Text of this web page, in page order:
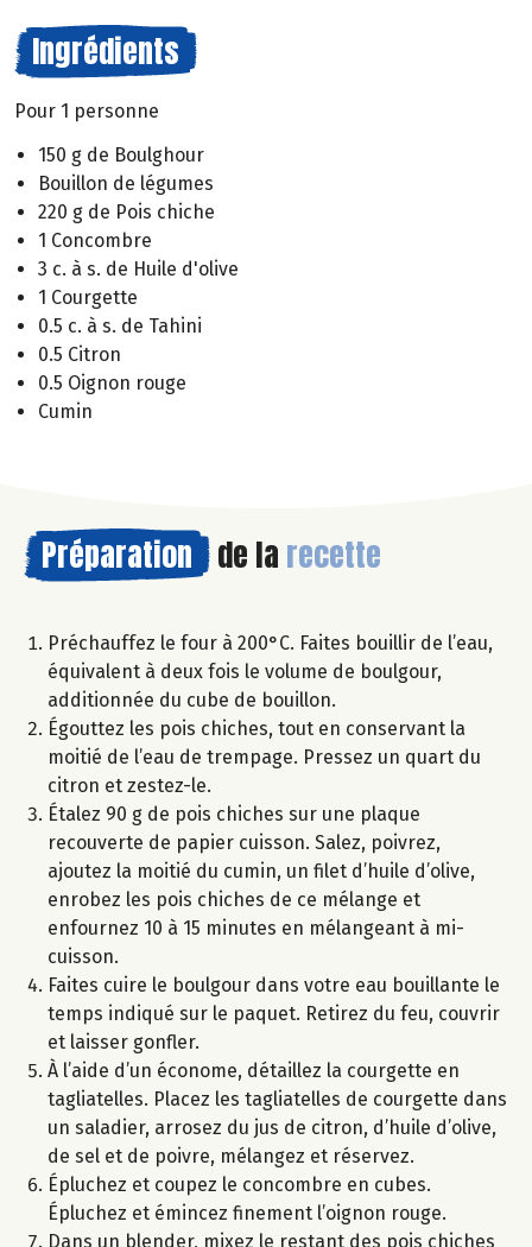
Ingrédients
Pour 1 personne
150 g de Boulghour
Bouillon de légumes
220 g de Pois chiche
1 Concombre
3 c. à s. de Huile d'olive
1 Courgette
0.5 c. à s. de Tahini
0.5 Citron
0.5 Oignon rouge
Cumin
Préparation de la recette
Préchauffez le four à 200°C. Faites bouillir de l’eau,
équivalent à deux fois le volume de boulgour,
additionnée du cube de bouillon.
Égouttez les pois chiches, tout en conservant la
moitié de l’eau de trempage. Pressez un quart du
citron et zestez-le.
Étalez 90 g de pois chiches sur une plaque
recouverte de papier cuisson. Salez, poivrez,
ajoutez la moitié du cumin, un filet d’huile d’olive,
enrobez les pois chiches de ce mélange et
enfournez 10 à 15 minutes en mélangeant à mi-
cuisson.
Faites cuire le boulgour dans votre eau bouillante le
temps indiqué sur le paquet. Retirez du feu, couvrir
et laisser gonfler.
À l’aide d’un économe, détaillez la courgette en
tagliatelles. Placez les tagliatelles de courgette dans
un saladier, arrosez du jus de citron, d’huile d’olive,
de sel et de poivre, mélangez et réservez.
Épluchez et coupez le concombre en cubes.
Épluchez et émincez finement l’oignon rouge.
Dans un blender, mixez le restant des pois chiches